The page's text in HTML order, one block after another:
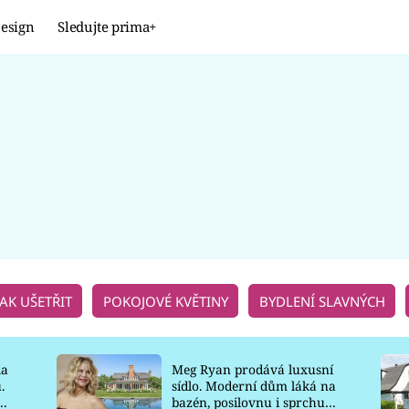
Sledujte prima+
UŠETŘIT POKOJOVÉ KVĚTINY BYDLENÍ SLAVNÝCH
Meg Ryan prodává luxusní
sídlo. Moderní dům láká na
bazén, posilovnu i sprchu